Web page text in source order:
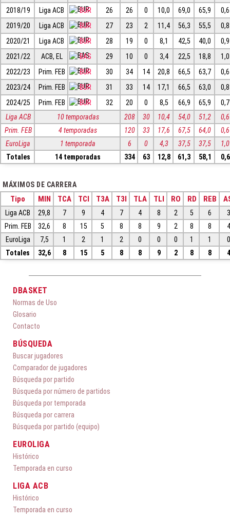
2018/19
Liga ACB BUR 26 26 0 10,0 69,0 65,9
0,6
2019/20
Liga ACB BUR 27 23 2 11,4 56,3 55,5
0,8
2020/21
Liga ACB BUR 28 19 0 8,1 42,5 40,0
0,9
2021/22
ACB, EL BAS 29 10 0 3,4 22,5 18,8
1,0
2022/23
Prim. FEB BUR 30 34 14 20,8 66,5 63,7
0,6
2023/24
Prim. FEB BUR 31 33 14 17,1 66,5 63,0
0,8
2024/25
Prim. FEB BUR 32 20 0 8,5 66,9 65,9
0,7
Liga ACB
10 temporadas 208 30 10,4 54,0 51,2
0,6
Prim. FEB
4 temporadas 120 33 17,6 67,5 64,0
0,6
EuroLiga
1 temporada 6 0 4,3 37,5 37,5
1,0
Totales
14 temporadas 334 63 12,8 61,3 58,1 0,6
MÁXIMOS DE CARRERA
Tipo MIN TCA TCI T3A T3I TLA TLI RO RD REB
Liga ACB 29,8 7 9 4 7 4 8 2 5 6
Prim. FEB
32,6 8 15 5 8 8 9 2 8 8
EuroLiga
7,5 1 2 1 2 0 0 0 1 1
Totales
32,6 8 15 5 8 8 9 2 8 8
DBASKET
Normas de Uso
Glosario
Contacto
BÚSQUEDA
Buscar jugadores
Comparador de jugadores
Búsqueda por partido
Búsqueda por número de partidos
Búsqueda por temporada
Búsqueda por carrera
Búsqueda por partido (equipo)
EUROLIGA
Histórico
Temporada en curso
LIGA ACB
Histórico
Temporada en curso